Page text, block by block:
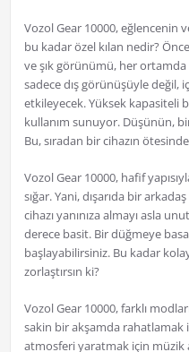
Vozol Gear 10000, eğlencenin
bu kadar özel kılan nedir?
ve şık görünümü, her
sadece dış görünüşüyle değil,
etkileyecek. Yüksek kapasiteli
kullanım sunuyor. Düşünün,
Bu, sıradan bir cihazın
Vozol Gear 10000, hafif
sığar. Yani, dışarıda bir
cihazı yanınıza almayı asla
derece basit. Bir düğmeye
başlayabilirsiniz. Bu kadar
zorlaştırsın ki?
Vozol Gear 10000, farklı
sakin bir akşamda
atmosferi yaratmak için müzik